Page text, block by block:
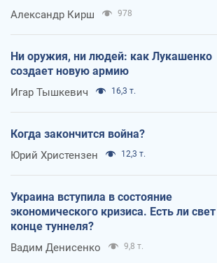
Александр Кирш 978
Ни оружия, ни людей: как Лукашенко
создает новую армию
Игар Тышкевич 16,3 т.
Когда закончится война?
Юрий Христензен 12,3 т.
Украина вступила в состояние
экономического кризиса. Есть ли
конце туннеля?
Вадим Денисенко 9,8 т.